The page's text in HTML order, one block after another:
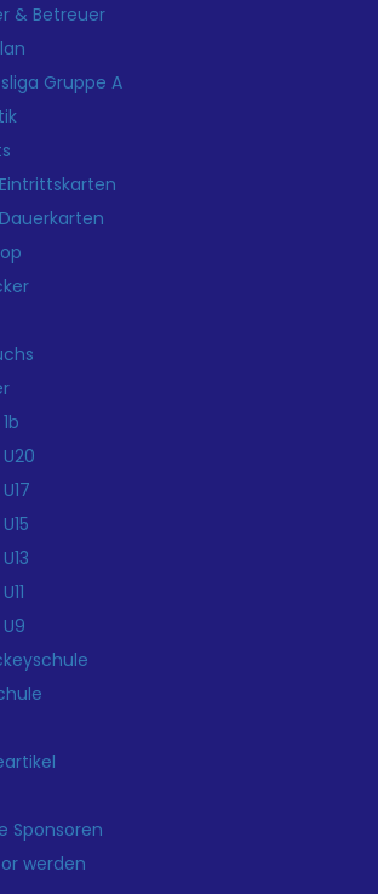
& Betreuer
Gruppe A
Eintrittskarten
Dauerkarten
Sponsoren
werden